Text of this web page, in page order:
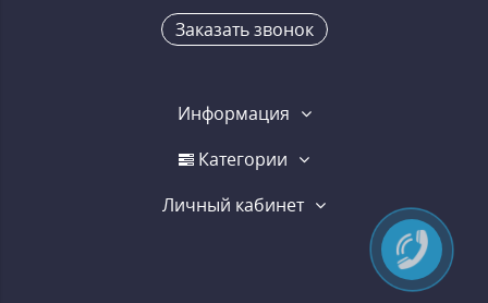
Заказать звонок
Информация
Категории
Личный кабинет